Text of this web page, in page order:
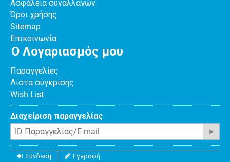
Ασφάλεια συναλλαγών
Όροι χρήσης
Sitemap
Επικοινωνία
Ο Λογαριασμός μου
Παραγγελίες
Λίστα σύγκρισης
Wish List
Διαχείριση παραγγελίας
Σύνδεση Εγγραφή